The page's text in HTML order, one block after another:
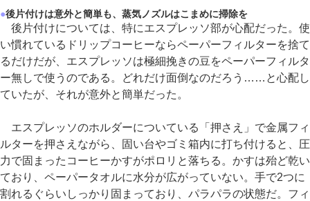
●後片付けは意外と簡単も、蒸気ノズルはこまめに掃除を
後片付けについては、特にエスプレッソ部が心配だった。使
い慣れているドリップコーヒーならペーパーフィルターを捨て
るだけだが、エスプレッソは極細挽きの豆をペーパーフィルタ
ー無しで使うのである。どれだけ面倒なのだろう……と心配し
ていたが、それが意外と簡単だった。
エスプレッソのホルダーについている「押さえ」で金属フィ
ルターを押さえながら、固い台やゴミ箱内に打ち付けると、圧
力で固まったコーヒーかすがポロリと落ちる。かすは殆ど乾い
ており、ペーパータオルに水分が広がっていない。手で2つに
割れるぐらいしっかり固まっており、パラパラの状態だ。フィ